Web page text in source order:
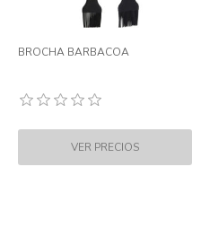
BROCHA BARBACOA